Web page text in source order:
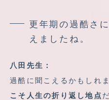
更年期の過酷さ
えましたね。
八田先生：
過酷に聞こえるかもしれ
こそ人生の折り返し地点